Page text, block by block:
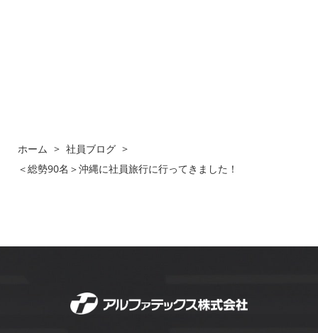
ホーム > 社員ブログ >
＜総勢90名＞沖縄に社員旅行に行ってきました！